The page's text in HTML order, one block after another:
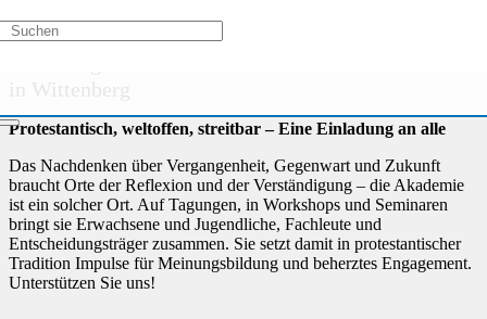
Aktivitätstypen /Veranstaltungsreihe
Protestantisch, weltoffen, streitbar – Eine Einladung an alle
Das Nachdenken über Vergangenheit, Gegenwart und Zukunft
braucht Orte der Reflexion und der Verständigung – die Akademie
ist ein solcher Ort. Auf Tagungen, in Workshops und Seminaren
bringt sie Erwachsene und Jugendliche, Fachleute und
Entscheidungsträger zusammen. Sie setzt damit in protestantischer
Tradition Impulse für Meinungsbildung und beherztes Engagement.
Unterstützen Sie uns!